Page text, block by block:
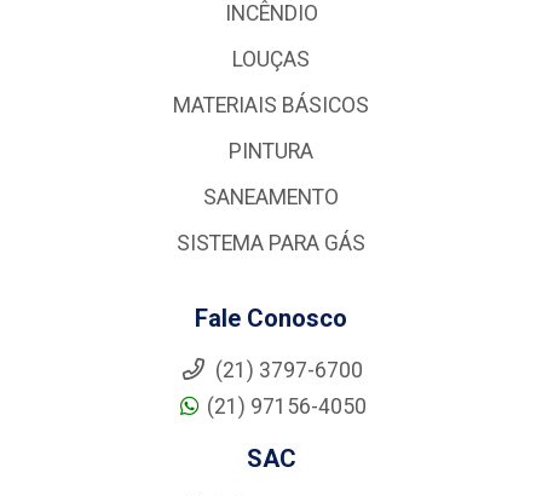
INCÊNDIO
LOUÇAS
MATERIAIS BÁSICOS
PINTURA
SANEAMENTO
SISTEMA PARA GÁS
Fale Conosco
(21) 3797-6700
(21) 97156-4050
SAC